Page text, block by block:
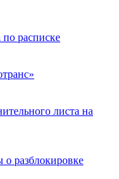
расписке
листа на
разблокировке